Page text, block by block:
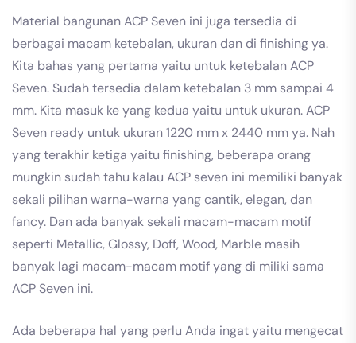
Material bangunan ACP Seven ini juga tersedia di
berbagai macam ketebalan, ukuran dan di finishing ya.
Kita bahas yang pertama yaitu untuk ketebalan ACP
Seven. Sudah tersedia dalam ketebalan 3 mm sampai 4
mm. Kita masuk ke yang kedua yaitu untuk ukuran. ACP
Seven ready untuk ukuran 1220 mm x 2440 mm ya. Nah
yang terakhir ketiga yaitu finishing, beberapa orang
mungkin sudah tahu kalau ACP seven ini memiliki banyak
sekali pilihan warna-warna yang cantik, elegan, dan
fancy. Dan ada banyak sekali macam-macam motif
seperti Metallic, Glossy, Doff, Wood, Marble masih
banyak lagi macam-macam motif yang di miliki sama
ACP Seven ini.
Ada beberapa hal yang perlu Anda ingat yaitu mengecat